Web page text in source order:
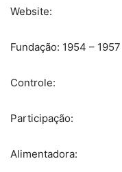
Website:
Fundação: 1954 – 1957
Controle:
Participação:
Alimentadora: